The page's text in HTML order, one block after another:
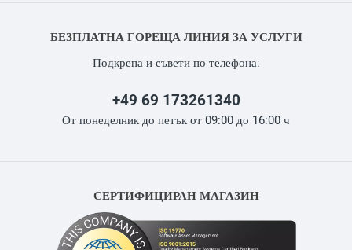
БЕЗПЛАТНА ГОРЕЩА ЛИНИЯ ЗА УСЛУГИ
Подкрепа и съвети по телефона:
+49 69 173261340
От понеделник до петък от 09:00 до 16:00 ч
СЕРТИФИЦИРАН МАГАЗИН